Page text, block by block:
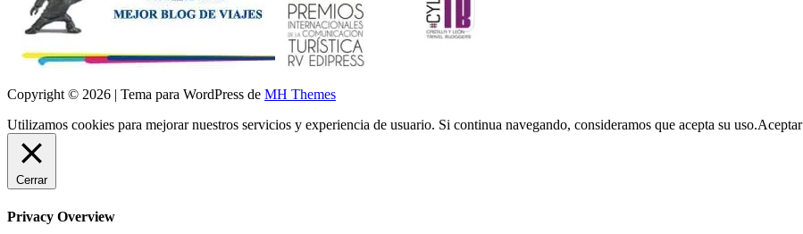
Copyright © 2026 | Tema para WordPress de MH Themes
Utilizamos cookies para mejorar nuestros servicios y experiencia de usuario. Si continua navegando, consideramos que acepta su uso.Aceptar
Cerrar
Privacy Overview